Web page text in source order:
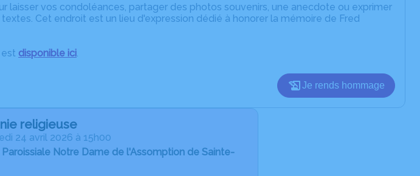
laisser vos condoléances, partager des photos souvenirs, une anecdote ou exprimer
Cet endroit est un lieu d'expression dédié à honorer la mémoire de Fred
disponible ici.
Je rends hommage
religieuse
24 avril 2026 à 15h00
Paroissiale Notre Dame de l'Assomption de Sainte-